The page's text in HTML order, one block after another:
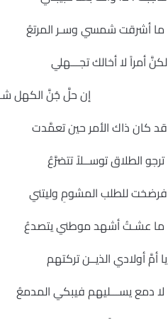
ما أشرقت شمسي وسـر المرتعُ
لكنَّ أمراً لا أخالك تجـــهلي
إن حلَّ جُنَّ الكهل شـاب
قد كان ذاك الأمر حين تعمَّدت
ترجو الطلاق توســلاً تتضرَّعُ
فرضخت للطلب المشومِ
ما عشـتُ أشهد موطني يتصدعُ
يا أمَّ أولادي الذيــن تركتهم
لا دمع يســـليهم فيبكي المدمعُ